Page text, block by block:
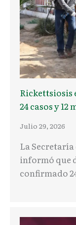
Rickettsiosis
24 casos y 12
Julio 29, 2026
La
informó que
confirmado